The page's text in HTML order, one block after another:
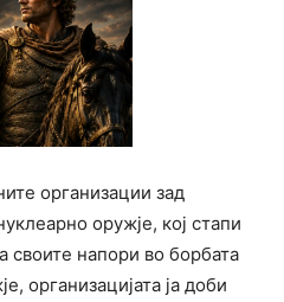
организации зад
оружје, кој стапи
своите напори во борбата
организацијата ја доби